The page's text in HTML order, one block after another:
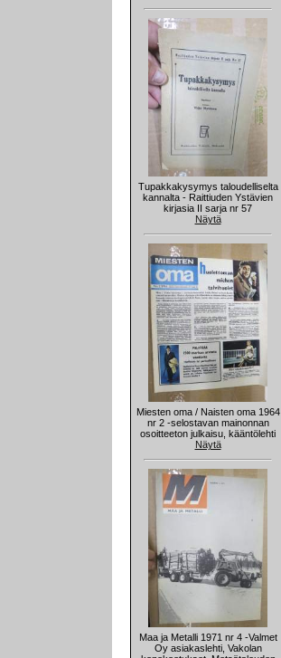
Tupakkakysymys taloudelliselta
kannalta - Raittiuden Ystävien
kirjasia II sarja nr 57
Näytä
Miesten oma / Naisten oma 1964
nr 2 -selostavan mainonnan
osoitteeton julkaisu, kääntölehti
Näytä
Maa ja Metalli 1971 nr 4 -Valmet
Oy asiakaslehti, Vakolan